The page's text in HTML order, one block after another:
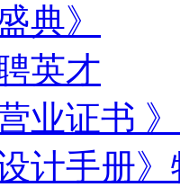
典》
英才
业证书
计手册